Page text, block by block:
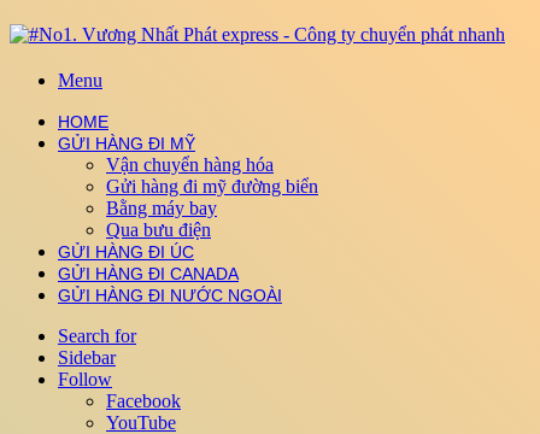
Menu
HOME
GỬI HÀNG ĐI MỸ
Vận chuyển hàng hóa
Gửi hàng đi mỹ đường biển
Bằng máy bay
Qua bưu điện
GỬI HÀNG ĐI ÚC
GỬI HÀNG ĐI CANADA
GỬI HÀNG ĐI NƯỚC NGOÀI
Search for
Sidebar
Follow
Facebook
YouTube